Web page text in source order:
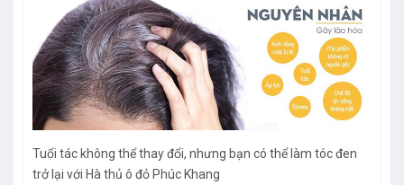
Tuổi tác không thể thay đổi, nhưng bạn có thể làm tóc đen
trở lại với Hà thủ ô đỏ Phúc Khang